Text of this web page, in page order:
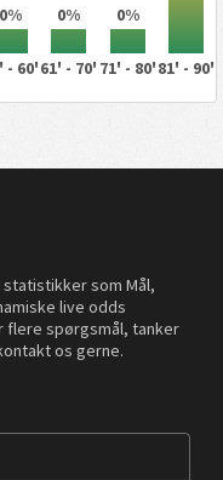
0% 0% 0%
- 60'61' - 70' 71' - 80'81' - 90'
som Mål,
live odds
flere spørgsmål, tanker
os gerne.